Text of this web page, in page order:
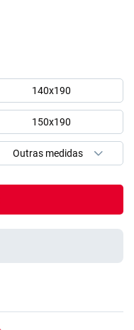
140x190
150x190